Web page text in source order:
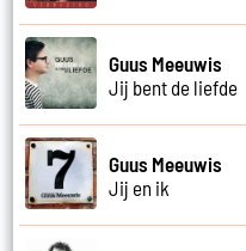
Guus Meeuwis
Jij bent de liefde
Guus Meeuwis
Jij en ik